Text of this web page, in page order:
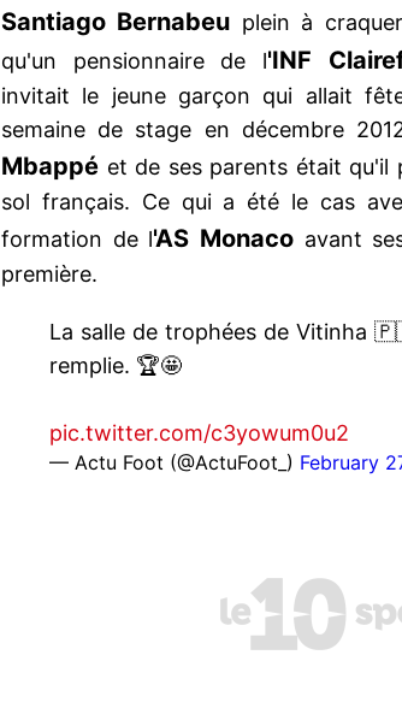
Santiago Bernabeu plein à
qu'un pensionnaire de l'INF
invitait le jeune garçon qui allait
semaine de stage en décembre
Mbappé et de ses parents était qu'il
sol français. Ce qui a été le cas
formation de l'AS Monaco avant
première.
La salle de trophées de Vitinha
remplie. 🏆🤩
pic.twitter.com/c3yowum0u2
— Actu Foot (@ActuFoot_) February